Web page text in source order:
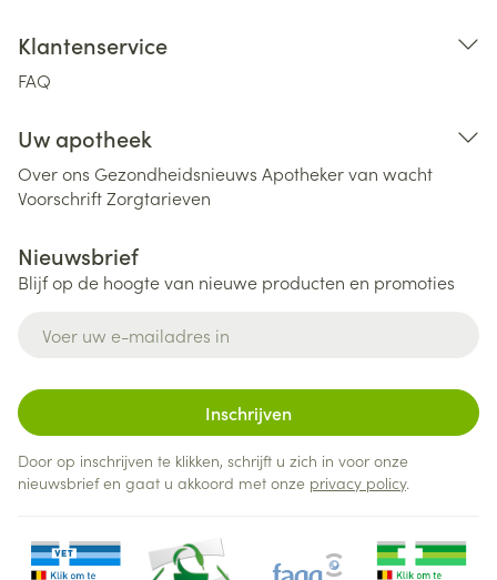
Klantenservice
FAQ
Uw apotheek
Over ons Gezondheidsnieuws Apotheker van wacht
VoorschriftZorgtarieven
Nieuwsbrief
Blijf op de hoogte van nieuwe producten en promoties
Inschrijven
Door op inschrijven te klikken, schrijft u zich in voor onze
nieuwsbrief en gaat u akkoord met onze privacy policy.